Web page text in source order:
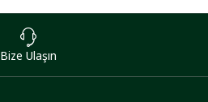
Bize Ulaşın